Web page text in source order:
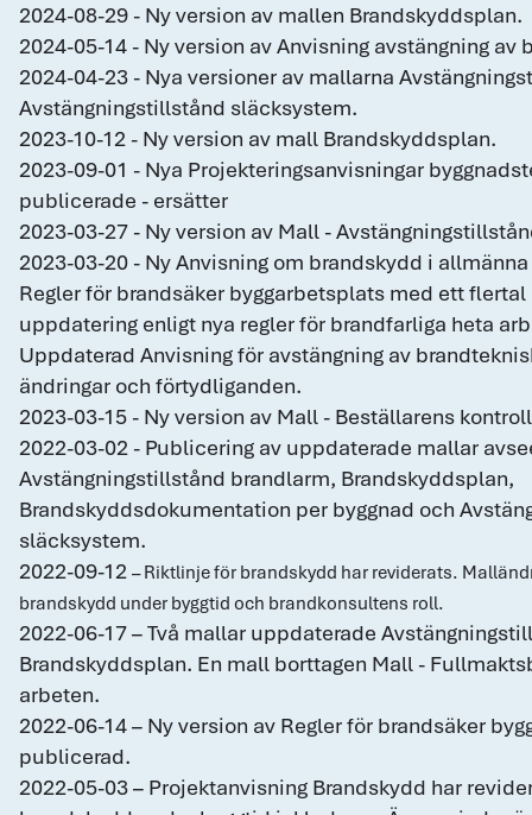
2024-08-29 - Ny version av mallen Brandskyddsplan.
2024-05-14 - Ny version av Anvisning avstängning
2024-04-23 - Nya versioner av mallarna
Avstängningstillstånd släcksystem.
2023-10-12 - Ny version av mall Brandskyddsplan.
2023-09-01 - Nya Projekteringsanvisningar
publicerade - ersätter
2023-03-27 - Ny version av Mall -
2023-03-20 - Ny Anvisning om brandskydd i
Regler för brandsäker byggarbetsplats med ett
uppdatering enligt nya regler för brandfarliga heta
Uppdaterad Anvisning för avstängning av
ändringar och förtydliganden.
2023-03-15 - Ny version av Mall - Beställarens
2022-03-02 - Publicering av uppdaterade mallar
Avstängningstillstånd brandlarm, Brandskyddsplan,
Brandskyddsdokumentation per byggnad och
släcksystem.
2022-09-12 –Riktlinje för brandskydd har reviderats.
brandskydd under byggtid och brandkonsultens roll.
2022-06-17 – Två mallar uppdaterade
Brandskyddsplan. En mall borttagen Mall -
arbeten.
2022-06-14 – Ny version av Regler för brandsäker
publicerad.
2022-05-03 – Projektanvisning Brandskydd har